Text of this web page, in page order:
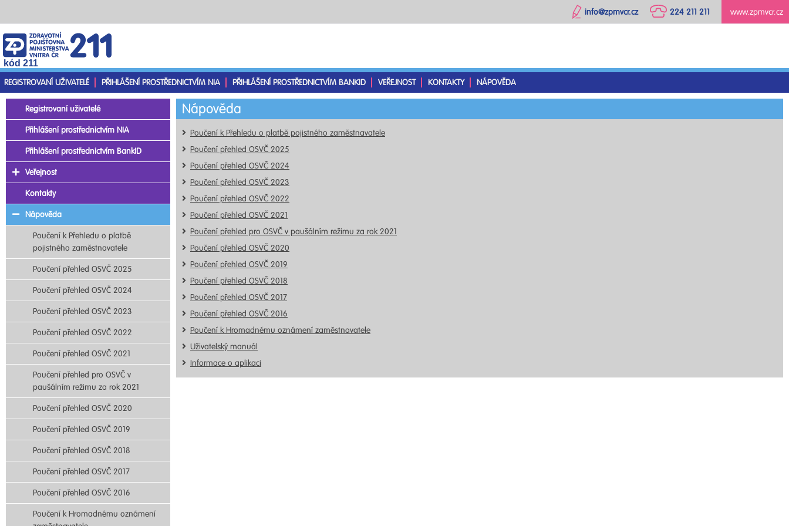
www.zpmvcr.cz
224 211 211
info@zpmvcr.cz
kód 211
REGISTROVANÍ UŽIVATELÉ
PŘIHLÁŠENÍ PROSTŘEDNICTVÍM NIA PŘIHLÁŠENÍ PROSTŘEDNICTVÍM BANKID VEŘEJNOST KONTAKTY NÁPOVĚDA
Nápověda
Poučení k Přehledu o platbě pojistného zaměstnavatele
Poučení přehled OSVČ 2025
Poučení přehled OSVČ 2024
Poučení přehled OSVČ 2023
Poučení přehled OSVČ 2022
Poučení přehled OSVČ 2021
Poučení přehled pro OSVČ v paušálním režimu za rok 2021
Poučení přehled OSVČ 2020
Poučení přehled OSVČ 2019
Poučení přehled OSVČ 2018
Poučení přehled OSVČ 2017
Poučení přehled OSVČ 2016
Poučení k Hromadnému oznámení zaměstnavatele
Uživatelský manuál
Informace o aplikaci
Registrovaní uživatelé
Přihlášení prostřednictvím NIA
Přihlášení prostřednictvím BankID
Veřejnost
Kontakty
Nápověda
Poučení k Přehledu o platbě
pojistného zaměstnavatele
Poučení přehled OSVČ 2025
Poučení přehled OSVČ 2024
Poučení přehled OSVČ 2023
Poučení přehled OSVČ 2022
Poučení přehled OSVČ 2021
Poučení přehled pro OSVČ v
paušálním režimu za rok 2021
Poučení přehled OSVČ 2020
Poučení přehled OSVČ 2019
Poučení přehled OSVČ 2018
Poučení přehled OSVČ 2017
Poučení přehled OSVČ 2016
Poučení k Hromadnému oznámení